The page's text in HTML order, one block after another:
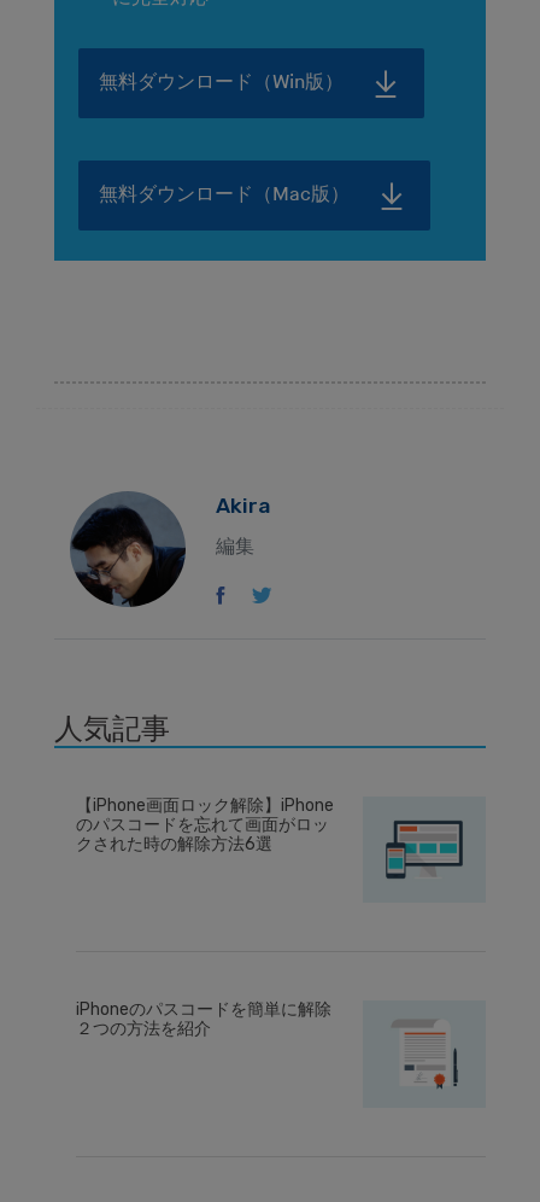
無料ダウンロード（Win版）
無料ダウンロード（Mac版）
Akira
編集
人気記事
【iPhone画面ロック解除】iPhone
のパスコードを忘れて画面がロッ
クされた時の解除方法6選
iPhoneのパスコードを簡単に解除
２つの方法を紹介